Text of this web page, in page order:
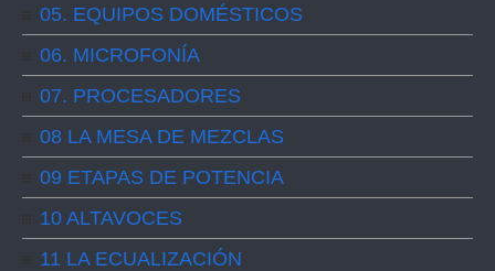
05. EQUIPOS DOMÉSTICOS
06. MICROFONÍA
07. PROCESADORES
08 LA MESA DE MEZCLAS
09 ETAPAS DE POTENCIA
10 ALTAVOCES
11 LA ECUALIZACIÓN